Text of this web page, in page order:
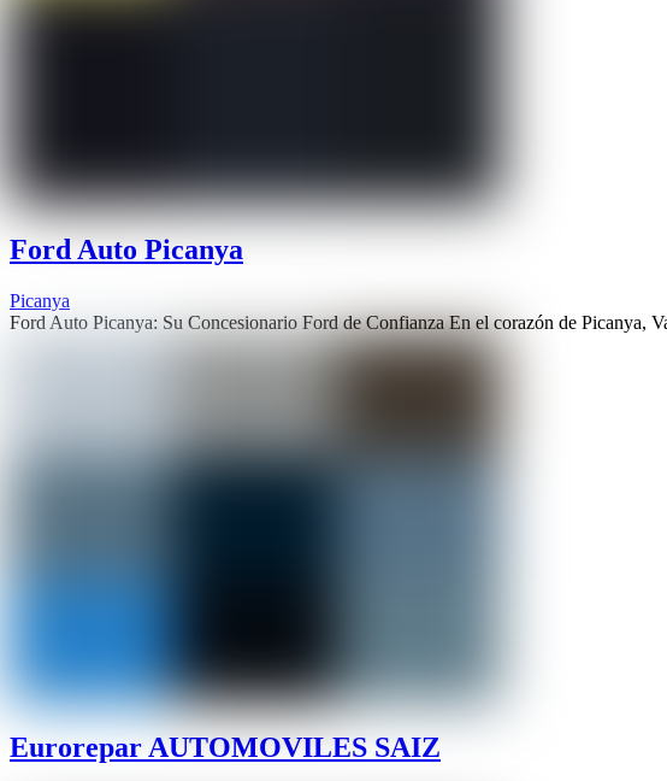
Ford Auto Picanya
Picanya
Ford Auto Picanya: Su Concesionario Ford de Confianza En el corazón de Picanya,
Eurorepar AUTOMOVILES SAIZ